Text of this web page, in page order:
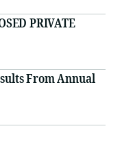
PRIVATE
From Annual